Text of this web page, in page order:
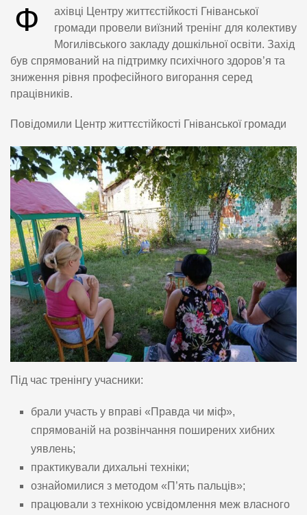
Ф
ахівці Центру життєстійкості Гніванської
громади провели виїзний тренінг для колективу
Могилівського закладу дошкільної освіти. Захід
був спрямований на підтримку психічного здоров’я та
зниження рівня професійного вигорання серед
працівників.
Повідомили Центр життєстійкості Гніванської громади
Під час тренінгу учасники:
брали участь у вправі «Правда чи міф»,
спрямованій на розвінчання поширених хибних
уявлень;
практикували дихальні техніки;
ознайомилися з методом «П’ять пальців»;
працювали з технікою усвідомлення меж власного